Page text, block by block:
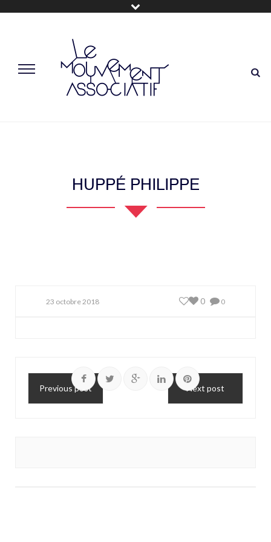
HUPPÉ PHILIPPE
23 octobre 2018 0
0
Previous post Next post